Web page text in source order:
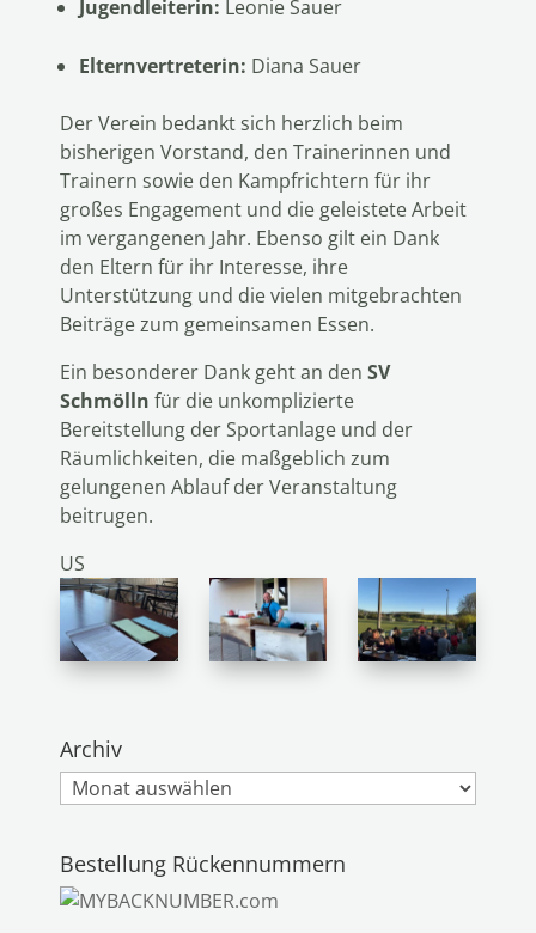
Jugendleiterin: Leonie Sauer
Elternvertreterin: Diana Sauer
Der Verein bedankt sich herzlich beim
bisherigen Vorstand, den Trainerinnen und
Trainern sowie den Kampfrichtern für ihr
großes Engagement und die geleistete Arbeit
im vergangenen Jahr. Ebenso gilt ein Dank
den Eltern für ihr Interesse, ihre
Unterstützung und die vielen mitgebrachten
Beiträge zum gemeinsamen Essen.
Ein besonderer Dank geht an den SV
Schmölln für die unkomplizierte
Bereitstellung der Sportanlage und der
Räumlichkeiten, die maßgeblich zum
gelungenen Ablauf der Veranstaltung
beitrugen.
US
Archiv
Archiv
Bestellung Rückennummern